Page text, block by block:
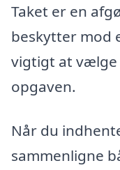
Taket er en
beskytter mod
vigtigt at
opgaven.
Når du
sammenligne